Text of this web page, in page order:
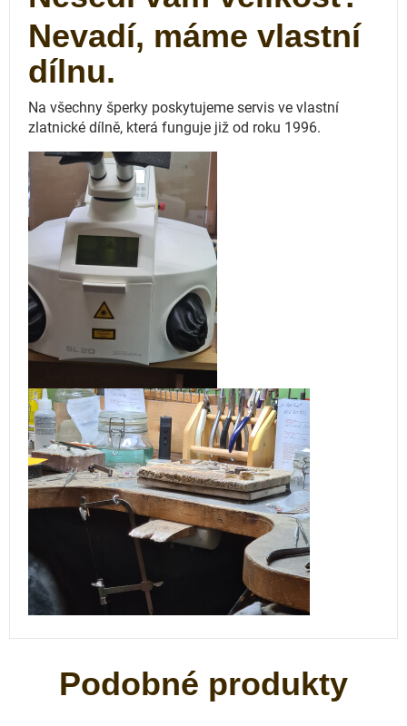
Nevadí, máme vlastní
dílnu.
Na všechny šperky poskytujeme servis ve vlastní
zlatnické dílně, která funguje již od roku 1996.